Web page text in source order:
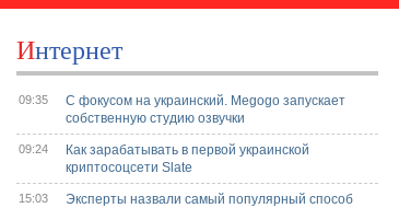
Интернет
09:35
С фокусом на украинский. Megogo запускает
собственную студию озвучки
09:24
Как зарабатывать в первой украинской
криптосоцсети Slate
15:03
Эксперты назвали самый популярный способ